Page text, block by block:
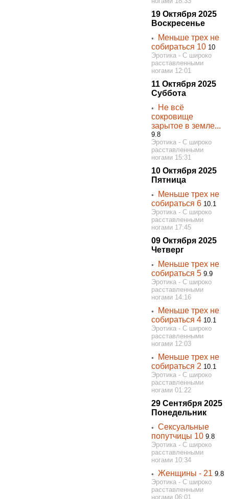
19 Октября 2025
Воскресенье
◦
Меньше трех не
собираться 10 10
Эротика - С широко
расставленными
ногами 12:01
11 Октября 2025
Суббота
◦
Не всё
сокровище
зарытое в земле...
9.8
Эротика - С широко
расставленными
ногами 15:31
10 Октября 2025
Пятница
◦
Меньше трех не
собираться 6 10.1
Эротика - С широко
расставленными
ногами 17:45
09 Октября 2025
Четверг
◦
Меньше трех не
собираться 5 9.9
Эротика - С широко
расставленными
ногами 14:16
◦
Меньше трех не
собираться 4 10.1
Эротика - С широко
расставленными
ногами 12:03
◦
Меньше трех не
собираться 2 10.1
Эротика - С широко
расставленными
ногами 01:22
29 Сентября 2025
Понедельник
◦Сексуальные
попутчицы 10 9.8
Эротика - С широко
расставленными
ногами 10:34
◦Женщины - 21 9.8
Эротика - С широко
расставленными
ногами 06:01